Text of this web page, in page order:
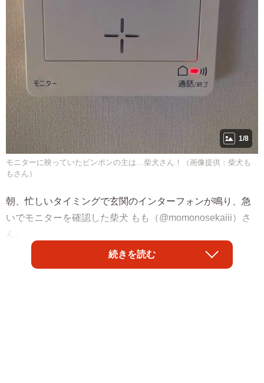
1/8
モニターに映っていたピンポンの主は…柴犬さん！（画像提供：柴犬も
もさん）
朝、忙しいタイミングで玄関のインターフォンが鳴り、急
いでモニターを確認した柴犬 もも（@momonosekaiii）さ
ん。
「忘れ物の水を取りに戻ってきた柴犬いるの可愛すぎる」
続きを読む